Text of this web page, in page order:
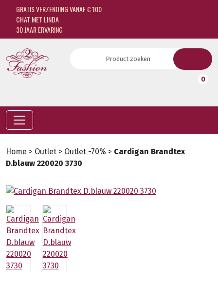
GRATIS VERZENDING VANAF € 100
CHAT MET LINDA
30 JAAR ERVARING
0
Home > Outlet > Outlet -70% > Cardigan Brandtex
D.blauw 220020 3730